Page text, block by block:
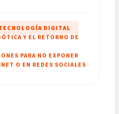
DIGITAL
Y EL RETORNO DE
PARA NO EXPONER
O EN REDES SOCIALES